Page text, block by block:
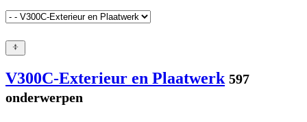
V300C-Exterieur en Plaatwerk 597
onderwerpen